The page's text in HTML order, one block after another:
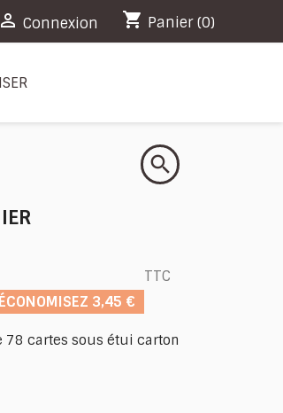
 Connexion shopping_cart Panier (0)
search
ÉCONOMISEZ 3,45 €
TTC
78 cartes sous étui carton